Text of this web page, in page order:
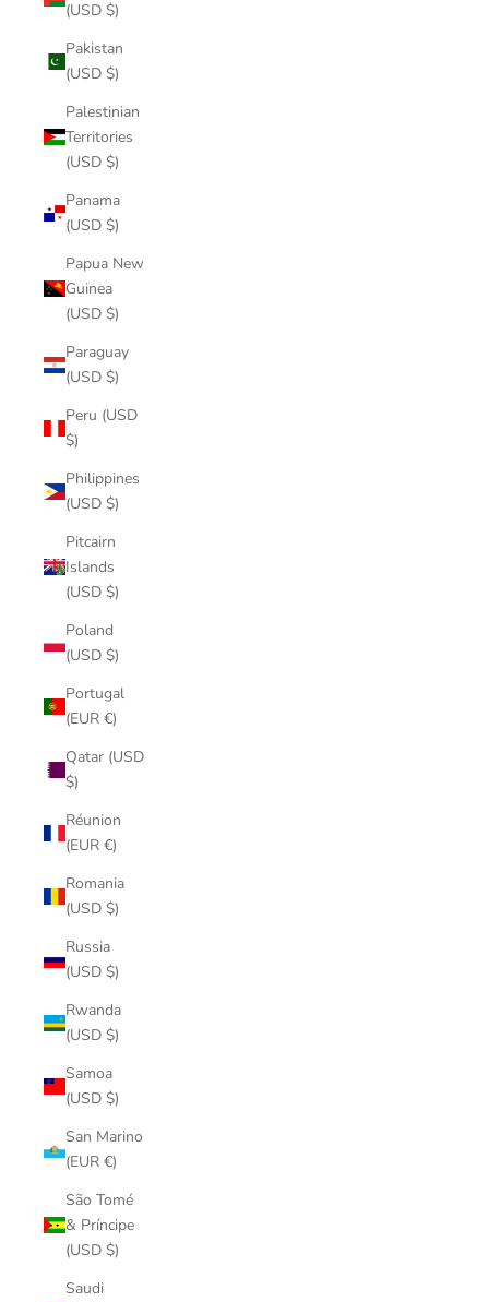
(USD $)
Pakistan
(USD $)
Palestinian
Territories
(USD $)
Panama
(USD $)
Papua New
Guinea
(USD $)
Paraguay
(USD $)
Peru (USD
$)
Philippines
(USD $)
Pitcairn
Islands
(USD $)
Poland
(USD $)
Portugal
(EUR €)
Qatar (USD
$)
Réunion
(EUR €)
Romania
(USD $)
Russia
(USD $)
Rwanda
(USD $)
Samoa
(USD $)
San Marino
(EUR €)
São Tomé
& Príncipe
(USD $)
Saudi